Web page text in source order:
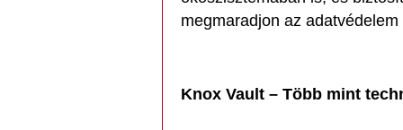
megmaradjon az
Knox Vault – Több mint